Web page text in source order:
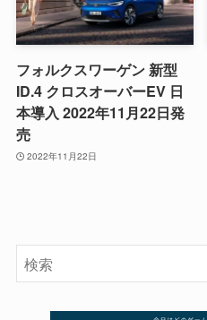
フォルクスワーゲン 新型
ID.4 クロスオーバーEV 日
本導入 2022年11月22日発
売
2022年11月22日